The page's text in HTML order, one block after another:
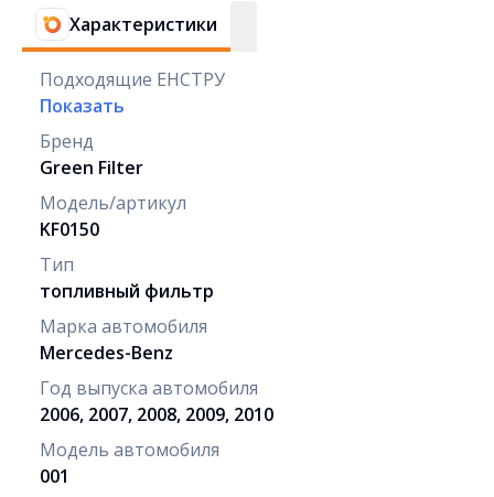
Характеристики
Подходящие ЕНСТРУ
Показать
Бренд
Green Filter
Модель/артикул
KF0150
Тип
топливный фильтр
Марка автомобиля
Mercedes-Benz
Год выпуска автомобиля
2006, 2007, 2008, 2009, 2010
Модель автомобиля
001